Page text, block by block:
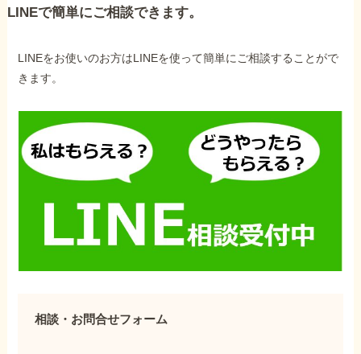
LINEで簡単にご相談できます。
LINEをお使いのお方はLINEを使って簡単にご相談することがで
きます。
相談・お問合せフォーム